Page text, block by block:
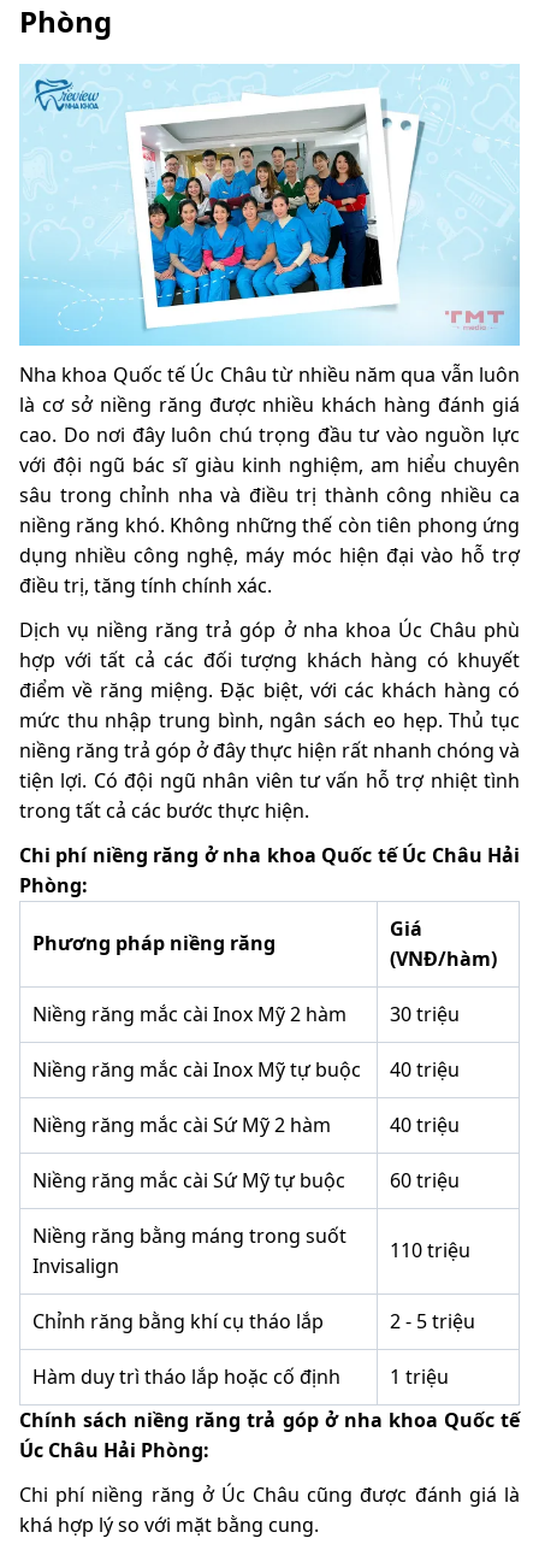
Phòng
Nha khoa Quốc tế Úc Châu từ nhiều năm qua vẫn luôn
là cơ sở niềng răng được nhiều khách hàng đánh giá
cao. Do nơi đây luôn chú trọng đầu tư vào nguồn lực
với đội ngũ bác sĩ giàu kinh nghiệm, am hiểu chuyên
sâu trong chỉnh nha và điều trị thành công nhiều ca
niềng răng khó. Không những thế còn tiên phong ứng
dụng nhiều công nghệ, máy móc hiện đại vào hỗ trợ
điều trị, tăng tính chính xác.
Dịch vụ niềng răng trả góp ở nha khoa Úc Châu phù
hợp với tất cả các đối tượng khách hàng có khuyết
điểm về răng miệng. Đặc biệt, với các khách hàng có
mức thu nhập trung bình, ngân sách eo hẹp. Thủ tục
niềng răng trả góp ở đây thực hiện rất nhanh chóng và
tiện lợi. Có đội ngũ nhân viên tư vấn hỗ trợ nhiệt tình
trong tất cả các bước thực hiện.
Chi phí niềng răng ở nha khoa Quốc tế Úc Châu Hải
Phòng:
Phương pháp niềng răng
Giá
(VNĐ/hàm)
Niềng răng mắc cài Inox Mỹ 2 hàm 30 triệu
Niềng răng mắc cài Inox Mỹ tự buộc 40 triệu
Niềng răng mắc cài Sứ Mỹ 2 hàm 40 triệu
Niềng răng mắc cài Sứ Mỹ tự buộc 60 triệu
Niềng răng bằng máng trong suốt
Invisalign
110 triệu
Chỉnh răng bằng khí cụ tháo lắp 2 - 5 triệu
Hàm duy trì tháo lắp hoặc cố định
1 triệu
Chính sách niềng răng trả góp ở nha khoa Quốc tế
Úc Châu Hải Phòng:
Chi phí niềng răng ở Úc Châu cũng được đánh giá là
khá hợp lý so với mặt bằng cung.